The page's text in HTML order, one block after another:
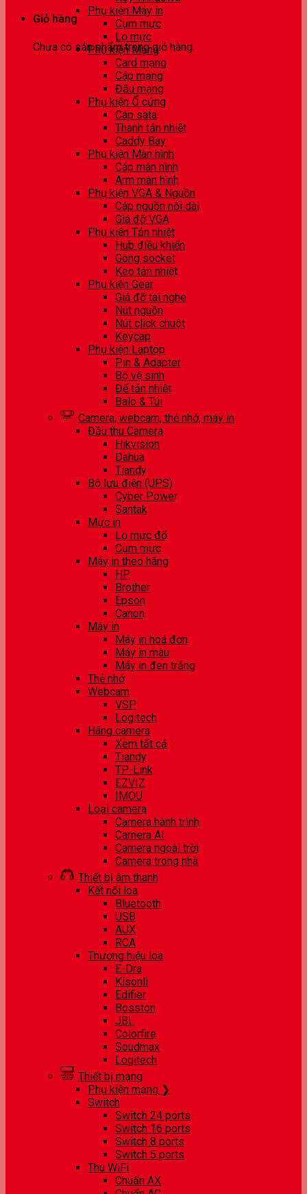
Giỏ hàng
Chưa có sản phẩm trong giỏ hàng.
Phụ kiện Máy in
Cụm mực
Lọ mực
Phụ kiện Mạng
Card mạng
Cáp mạng
Đầu mạng
Phụ kiện Ổ cứng
Cáp sata
Thanh tản nhiệt
Caddy Bay
Phụ kiện Màn hình
Cáp màn hình
Arm màn hình
Phụ kiện VGA & Nguồn
Cáp nguồn nối dài
Giá đỡ VGA
Phụ kiện Tản nhiệt
Hub điều khiển
Gông socket
Keo tản nhiệt
Phụ kiện Gear
Giá đỡ tai nghe
Nút nguồn
Nút click chuột
Keycap
Phụ kiện Laptop
Pin & Adapter
Bộ vệ sinh
Đế tản nhiệt
Balo & Túi
Camera, webcam, thẻ nhớ, máy in
Đầu thu Camera
Hikvision
Dahua
Tiandy
Bộ lưu điện (UPS)
Cyber Power
Santak
Mực in
Lọ mực đổ
Cụm mực
Máy in theo hãng
HP
Brother
Epson
Canon
Máy in
Máy in hoá đơn
Máy in màu
Máy in đen trắng
Thẻ nhớ
Webcam
VSP
Logitech
Hãng camera
Xem tất cả
Tiandy
TP-Link
EZVIZ
IMOU
Loại camera
Camera hành trình
Camera AI
Camera ngoài trời
Camera trong nhà
Thiết bị âm thanh
Kết nối loa
Bluetooth
USB
AUX
RCA
Thương hiệu loa
E-Dra
Kisonli
Edifier
Bosston
JBL
Colorfire
Soudmax
Logitech
Thiết bị mạng
Phụ kiện mạng ❯
Switch
Switch 24 ports
Switch 16 ports
Switch 8 ports
Switch 5 ports
Thu WiFi
Chuẩn AX